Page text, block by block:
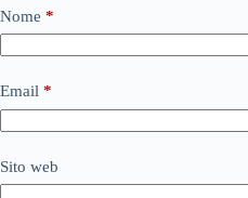
Nome *
Email *
Sito web